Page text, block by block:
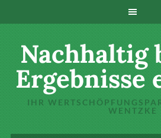
Nachhaltig
Ergebnisse
IHR
WENTZKE